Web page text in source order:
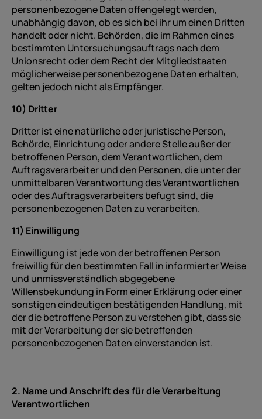
personenbezogene Daten offengelegt werden,
unabhängig davon, ob es sich bei ihr um einen Dritten
handelt oder nicht. Behörden, die im Rahmen eines
bestimmten Untersuchungsauftrags nach dem
Unionsrecht oder dem Recht der Mitgliedstaaten
möglicherweise personenbezogene Daten erhalten,
gelten jedoch nicht als Empfänger.
10) Dritter
Dritter ist eine natürliche oder juristische Person,
Behörde, Einrichtung oder andere Stelle außer der
betroffenen Person, dem Verantwortlichen, dem
Auftragsverarbeiter und den Personen, die unter der
unmittelbaren Verantwortung des Verantwortlichen
oder des Auftragsverarbeiters befugt sind, die
personenbezogenen Daten zu verarbeiten.
11) Einwilligung
Einwilligung ist jede von der betroffenen Person
freiwillig für den bestimmten Fall in informierter Weise
und unmissverständlich abgegebene
Willensbekundung in Form einer Erklärung oder einer
sonstigen eindeutigen bestätigenden Handlung, mit
der die betroffene Person zu verstehen gibt, dass sie
mit der Verarbeitung der sie betreffenden
personenbezogenen Daten einverstanden ist.
2. Name und Anschrift des für die Verarbeitung
Verantwortlichen